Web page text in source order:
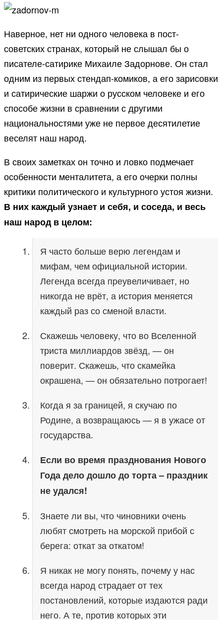
Наверное, нет ни одного человека в пост-
советских странах, который не слышал бы о
писателе-сатирике Михаиле Задорнове. Он стал
одним из первых стендап-комиков, а его зарисовки
и сатирические шаржи о русском человеке и его
способе жизни в сравнении с другими
национальностями уже не первое десятилетие
веселят наш народ.
В своих заметках он точно и ловко подмечает
особенности менталитета, а его очерки полны
критики политического и культурного устоя жизни.
В них каждый узнает и себя, и соседа, и весь
наш народ в целом:
Я часто больше верю легендам и
мифам, чем официальной истории.
Легенда всегда преувеличивает, но
никогда не врёт, а история меняется
каждый раз со сменой власти.
Скажешь человеку, что во Вселенной
триста миллиардов звёзд, — он
поверит. Скажешь, что скамейка
окрашена, — он обязательно потрогает!
Когда я за границей, я скучаю по
Родине, а возвращаюсь — я в ужасе от
государства.
Если во время празднования Нового
Года дело дошло до торта – праздник
не удался!
Знаете ли вы, что чиновники очень
любят смотреть на морской прибой с
берега: откат за откатом!
Я никак не могу понять, почему у нас
всегда народ страдает от тех
постановлений, которые издаются ради
него. А те, против которых эти